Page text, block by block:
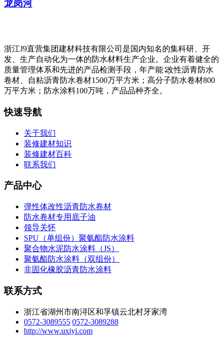
龙岗河
浙江J9直营集团建材科技有限公司是国内知名的集科研、开
发、生产自动化为一体的防水材料生产企业。企业有着健全的
质量管理体系和先进的产品检测手段，年产能∶改性沥青防水
卷材、自粘沥青防水卷材1500万平方米；高分子防水卷材800
万平方米；防水涂料100万吨，产品品种齐全。
快速导航
关于我们
装修建材知识
装修建材百科
联系我们
产品中心
弹性体改性沥青防水卷材
防水卷材专用底子油
领导关怀
SPU（单组份）聚氨酯防水涂料
聚合物水泥防水涂料（JS）
聚氨酯防水涂料（双组份）
非固化橡胶沥青防水涂料
联系方式
浙江省湖州市南浔区和孚镇云北村牙家湾
0572-3089555 0572-3089288
http://www.uxiyi.com